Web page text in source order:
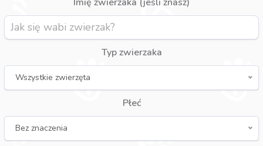
Typ zwierzaka
Wszystkie zwierzęta
Płeć
Bez znaczenia